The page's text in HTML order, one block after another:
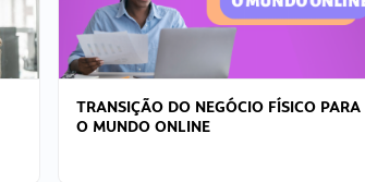
TRANSIÇÃO DO NEGÓCIO FÍSICO PARA
O MUNDO ONLINE